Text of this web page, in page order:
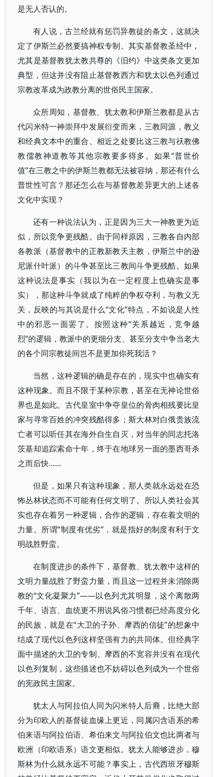
是无人否认的。
有人说，古兰经就有惩罚异教徒的条文，这就决
定了伊斯兰必然要搞神权专制。其实基督教圣经中，
尤其是基督教犹太教共尊的《旧约》中这类条文更加
典型，但这并没有阻止基督教西方和犹太以色列通过
宗教改革成为政教分离的世俗民主国家。
众所周知，基督教、犹太教和伊斯兰教都是从古
代闪米特一神崇拜中发展衍变而来，三教同源，教义
和经典文本中的重合、相近之处要比这三教与祆教佛
教儒教神道教等其他宗教要多得多。如果“普世价
值”在三教之中的伊斯兰教都无法被容纳，那还有什么
普世性可言？那还怎么在与基督教差异更大的上述各
文化中实现？
还有一种说法认为，正是因为三大一神教更为近
似，所以竞争更残酷。由于同样原因，三教各自内部
各教派（基督教中的正教新教天主教，伊斯兰中的逊
尼派什叶派）的斗争甚至比三教间斗争更残酷。如果
这种说法是事实（我以为在一定程度上也确实是事
实），那这种斗争就成了纯粹的争权夺利，与教义无
关，反映的与其说是什么“文化”特点，不如说是人性
中的邪恶一面罢了。按照这种“关系越近，竞争越
烈”的逻辑，教派中的更细分支、甚至分支中争当老大
的各个同宗教徒间岂不是更加你死我活？
当然，这种逻辑的确是存在的，现实中也确实有
这种现象。而且不限于某种宗教，甚至在无神论世俗
界也是如此。古代皇室中争夺皇位的骨肉相残要比皇
家与寻常百姓的冲突残酷得多；斯大林对白俄贵族流
亡者可以听任其在海外自生自灭，对当年的同志托洛
茨基却追踪索命十年，终于在地球另一面的墨西哥杀
之而后快……
但是，如果只有这种现象，那人类就永远处在恐
怖丛林状态而不可能有任何文明了。所以人类社会其
实也存在着另一种逻辑，合作的逻辑，存在着文明的
力量。所谓“制度有优劣”，就是指好的制度有利于文
明战胜野蛮。
在制度进步的条件下，基督教、犹太教中这样的
文明力量战胜了野蛮力量，而且这一过程并未消除两
教的“文化凝聚力”——以色列尤其明显，这个离散两
千年、语言、血统更不用说风俗习惯都已经高度分化
的民族，就是在“大卫的子孙、摩西的信徒”的想象中
结成了现代以色列这样坚强有力的共同体。但经典字
面中描述的大卫的专制、摩西的不宽容并没有在现代
以色列复制，这些描述也不妨碍以色列成为一个世俗
的宪政民主国家。
犹太人与阿拉伯人同为闪米特人后裔，比绝大部
分为印欧人的基督徒血缘上更近，同属闪含语系的希
伯来语与阿拉伯语、希伯来文与阿拉伯文也比两者与
欧洲（印欧语系）语文更相似。犹太人能够进步，穆
斯林为什么就永远不可能？事实上，古代西班牙穆斯